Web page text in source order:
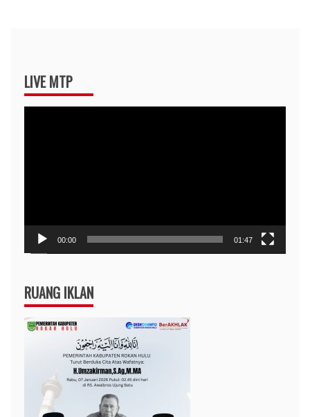
LIVE MTP
00:00 01:47
RUANG IKLAN